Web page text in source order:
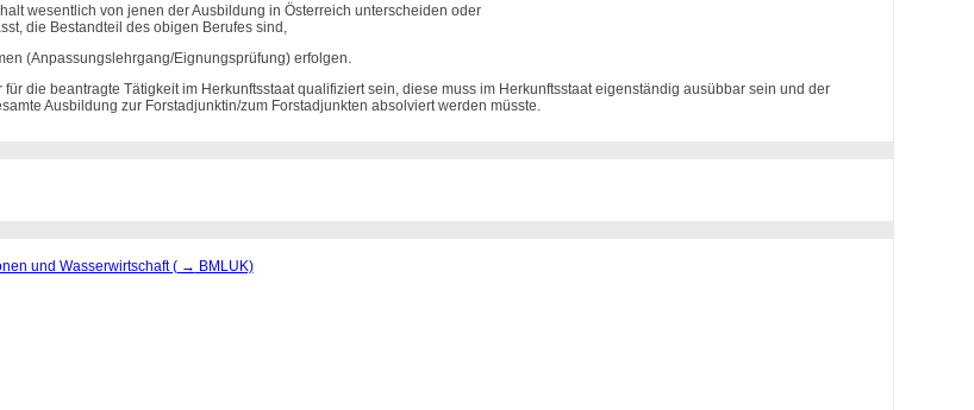
wesentlich von jenen der Ausbildung in Österreich unterscheiden oder
die Bestandteil des obigen Berufes sind,
(Anpassungslehrgang/Eignungsprüfung) erfolgen.
die beantragte Tätigkeit im Herkunftsstaat qualifiziert sein, diese muss im Herkunftsstaat eigenständig ausübbar sein und der
Ausbildung zur Forstadjunktin/zum Forstadjunkten absolviert werden müsste.
und Wasserwirtschaft ( → BMLUK)